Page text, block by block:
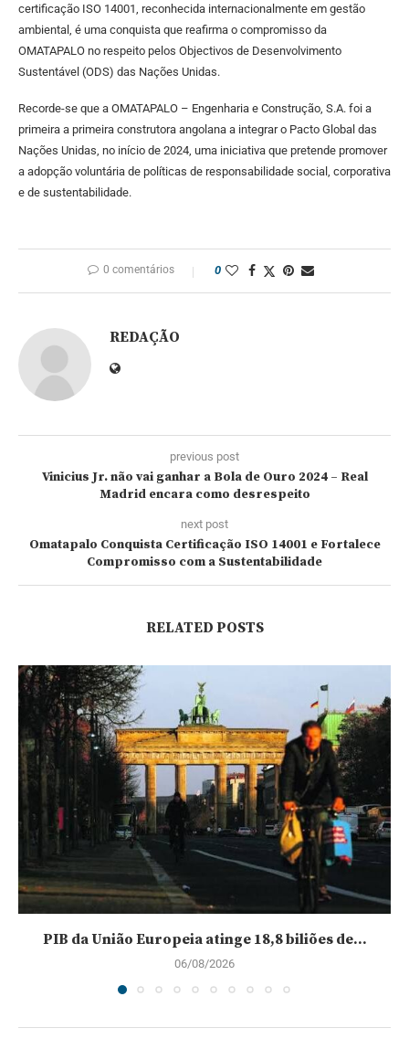
certificação ISO 14001, reconhecida internacionalmente em gestão
ambiental, é uma conquista que reafirma o compromisso da
OMATAPALO no respeito pelos Objectivos de Desenvolvimento
Sustentável (ODS) das Nações Unidas.
Recorde-se que a OMATAPALO – Engenharia e Construção, S.A. foi a
primeira a primeira construtora angolana a integrar o Pacto Global das
Nações Unidas, no início de 2024, uma iniciativa que pretende promover
a adopção voluntária de políticas de responsabilidade social, corporativa
e de sustentabilidade.
0 comentários 0
REDAÇÃO
previous post
Vinicius Jr. não vai ganhar a Bola de Ouro 2024 – Real
Madrid encara como desrespeito
next post
Omatapalo Conquista Certificação ISO 14001 e Fortalece
Compromisso com a Sustentabilidade
RELATED POSTS
PIB da União Europeia atinge 18,8 biliões de...
06/08/2026